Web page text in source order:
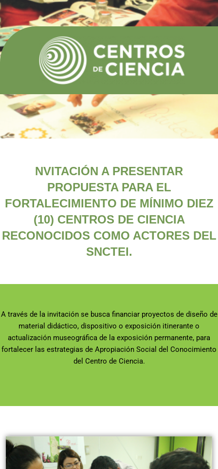
NVITACIÓN A PRESENTAR
PROPUESTA PARA EL
FORTALECIMIENTO DE MÍNIMO DIEZ
(10) CENTROS DE CIENCIA
RECONOCIDOS COMO ACTORES DEL
SNCTEI.
A través de la invitación se busca financiar proyectos de diseño de
material didáctico, dispositivo o exposición itinerante o
actualización museográfica de la exposición permanente, para
fortalecer las estrategias de Apropiación Social del Conocimiento
del Centro de Ciencia.